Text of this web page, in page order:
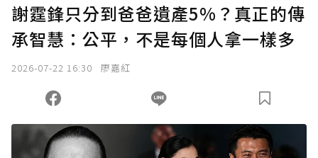
謝霆鋒只分到爸爸遺產5%？真正的傳
承智慧：公平，不是每個人拿一樣多
2026-07-22 16:30 廖嘉紅